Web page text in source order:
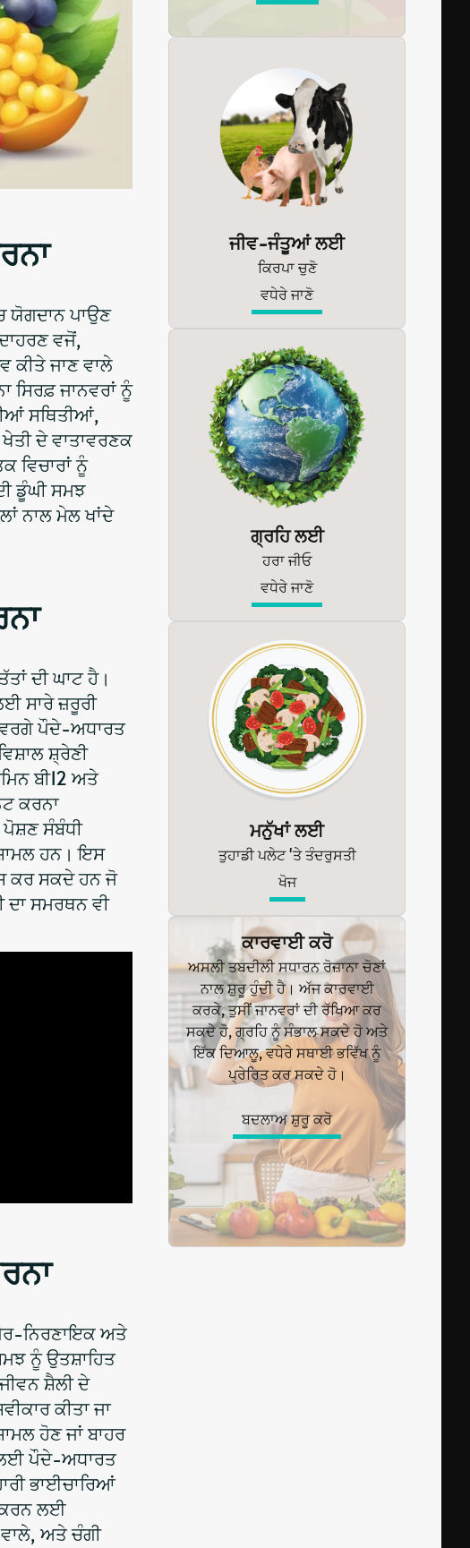
ਯੋਗਦਾਨ ਪਾਉਣ
ਵਜੋਂ,
ਕੀਤੇ ਜਾਣ ਵਾਲੇ
ਸਿਰਫ਼ ਜਾਨਵਰਾਂ ਨੂੰ
ਸਥਿਤੀਆਂ,
ਦੇ ਵਾਤਾਵਰਣਕ
ਵਿਚਾਰਾਂ ਨੂੰ
ਡੂੰਘੀ ਸਮਝ
ਨਾਲ ਮੇਲ ਖਾਂਦੇ
ਦੀ ਘਾਟ ਹੈ।
ਸਾਰੇ ਜ਼ਰੂਰੀ
ਵਰਗੇ ਪੌਦੇ-ਅਧਾਰਤ
ਸ਼੍ਰੇਣੀ
ਬੀ12 ਅਤੇ
ਕਰਨਾ
ਸੰਬੰਧੀ
ਹਨ। ਇਸ
ਕਰ ਸਕਦੇ ਹਨ ਜੋ
ਦਾ ਸਮਰਥਨ ਵੀ
ਨਿਰਣਾਇਕ ਅਤੇ
ਨੂੰ ਉਤਸ਼ਾਹਿਤ
ਸ਼ੈਲੀ ਦੇ
ਕੀਤਾ ਜਾ
ਹੋਣ ਜਾਂ ਬਾਹਰ
ਲਈ ਪੌਦੇ-ਅਧਾਰਤ
ਭਾਈਚਾਰਿਆਂ
ਕਰਨ ਲਈ
ਅਤੇ ਚੰਗੀ
ਜੀਵ-ਜੰਤੂਆਂ ਲਈ
ਕਿਰਪਾ ਚੁਣੋ
ਵਧੇਰੇ ਜਾਣੋ
ਗ੍ਰਹਿ ਲਈ
ਹਰਾ ਜੀਓ
ਵਧੇਰੇ ਜਾਣੋ
ਮਨੁੱਖਾਂ ਲਈ
ਤੁਹਾਡੀ ਪਲੇਟ 'ਤੇ ਤੰਦਰੁਸਤੀ
ਖੋਜ
ਕਾਰਵਾਈ ਕਰੋ
ਅਸਲੀ ਤਬਦੀਲੀ ਸਧਾਰਨ ਰੋਜ਼ਾਨਾ ਚੋਣਾਂ
ਨਾਲ ਸ਼ੁਰੂ ਹੁੰਦੀ ਹੈ। ਅੱਜ ਕਾਰਵਾਈ
ਕਰਕੇ, ਤੁਸੀਂ ਜਾਨਵਰਾਂ ਦੀ ਰੱਖਿਆ ਕਰ
ਸਕਦੇ ਹੋ, ਗ੍ਰਹਿ ਨੂੰ ਸੰਭਾਲ ਸਕਦੇ ਹੋ ਅਤੇ
ਇੱਕ ਦਿਆਲੂ, ਵਧੇਰੇ ਸਥਾਈ ਭਵਿੱਖ ਨੂੰ
ਪ੍ਰੇਰਿਤ ਕਰ ਸਕਦੇ ਹੋ।
ਬਦਲਾਅ ਸ਼ੁਰੂ ਕਰੋ